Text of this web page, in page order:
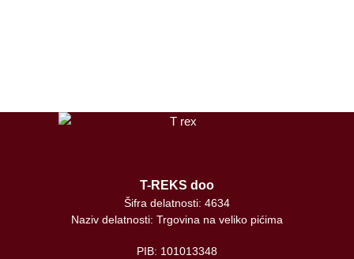
T-REKS doo
Šifra delatnosti: 4634
Naziv delatnosti: Trgovina na veliko pićima
PIB: 101013348